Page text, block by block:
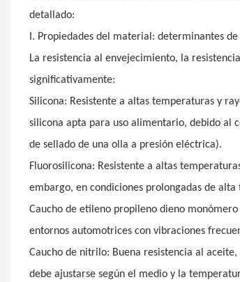
detallado:
I. Propiedades del material: determinantes
La resistencia al envejecimiento, la
significativamente:
Silicona: Resistente a altas temperaturas y
silicona apta para uso alimentario, debido al
de sellado de una olla a presión eléctrica).
Fluorosilicona: Resistente a altas
embargo, en condiciones prolongadas de
Caucho de etileno propileno dieno
entornos automotrices con vibraciones
Caucho de nitrilo: Buena resistencia al
debe ajustarse según el medio y la